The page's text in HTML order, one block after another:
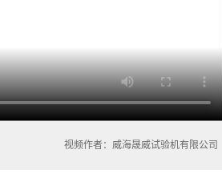
视频作者：威海晟威试验机有限公司